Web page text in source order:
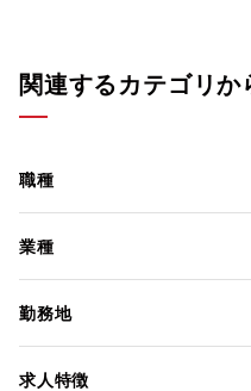
関連するカテゴリか
職種
業種
勤務地
求人特徴